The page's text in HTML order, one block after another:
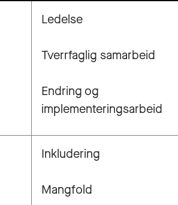
Ledelse
Tverrfaglig samarbeid
Endring og
implementeringsarbeid
Inkludering
Mangfold